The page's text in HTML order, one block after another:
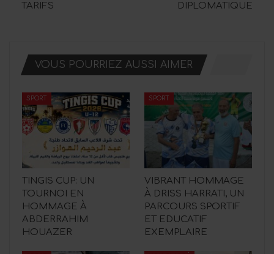
TARIFS
DIPLOMATIQUE
VOUS POURRIEZ AUSSI AIMER
SPORT
TINGIS CUP: UN
TOURNOI EN
HOMMAGE À
ABDERRAHIM
HOUAZER
SPORT
VIBRANT HOMMAGE
À DRISS HARRATI, UN
PARCOURS SPORTIF
ET EDUCATIF
EXEMPLAIRE